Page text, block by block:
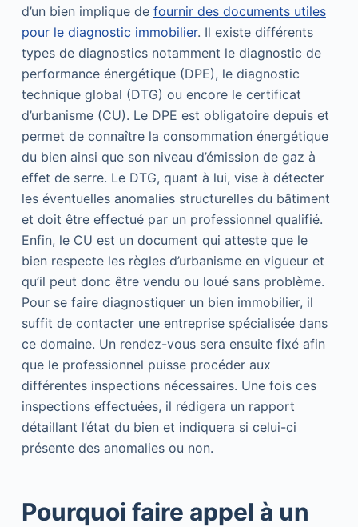
d’un bien implique de fournir des documents utiles
pour le diagnostic immobilier. Il existe différents
types de diagnostics notamment le diagnostic de
performance énergétique (DPE), le diagnostic
technique global (DTG) ou encore le certificat
d’urbanisme (CU). Le DPE est obligatoire depuis et
permet de connaître la consommation énergétique
du bien ainsi que son niveau d’émission de gaz à
effet de serre. Le DTG, quant à lui, vise à détecter
les éventuelles anomalies structurelles du bâtiment
et doit être effectué par un professionnel qualifié.
Enfin, le CU est un document qui atteste que le
bien respecte les règles d’urbanisme en vigueur et
qu’il peut donc être vendu ou loué sans problème.
Pour se faire diagnostiquer un bien immobilier, il
suffit de contacter une entreprise spécialisée dans
ce domaine. Un rendez-vous sera ensuite fixé afin
que le professionnel puisse procéder aux
différentes inspections nécessaires. Une fois ces
inspections effectuées, il rédigera un rapport
détaillant l’état du bien et indiquera si celui-ci
présente des anomalies ou non.
Pourquoi faire appel à un